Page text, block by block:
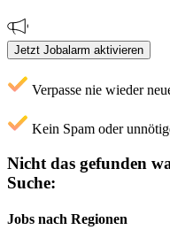
Jetzt Jobalarm aktivieren
Verpasse nie wieder
Kein Spam oder
Nicht das gefunden
Suche:
Jobs nach Regionen